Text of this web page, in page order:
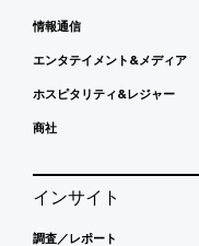
情報通信
エンタテイメント&メディア
ホスピタリティ&レジャー
商社
インサイト
調査／レポート